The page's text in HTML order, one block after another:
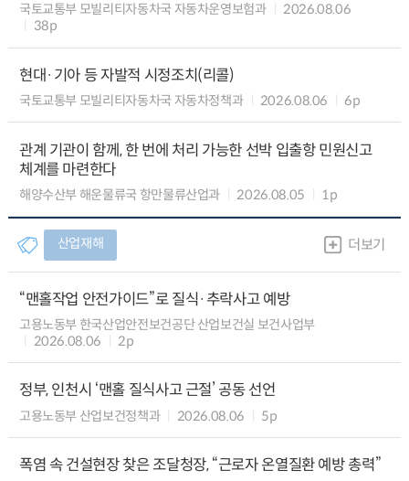
국토교통부 모빌리티자동차국 자동차운영보험과
2026.08.06
38p
현대·기아 등 자발적 시정조치(리콜)
국토교통부 모빌리티자동차국 자동차정책과 2026.08.06 6p
관계 기관이 함께, 한 번에 처리 가능한 선박 입출항 민원신고
체계를 마련한다
해양수산부 해운물류국 항만물류산업과 2026.08.05 1p
산업재해 더보기
“맨홀작업 안전가이드”로 질식·추락사고 예방
고용노동부 한국산업안전보건공단 산업보건실 보건사업부
2026.08.06
2p
정부, 인천시 ‘맨홀 질식사고 근절’ 공동 선언
고용노동부 산업보건정책과 2026.08.06 5p
폭염 속 건설현장 찾은 조달청장, “근로자 온열질환 예방 총력”